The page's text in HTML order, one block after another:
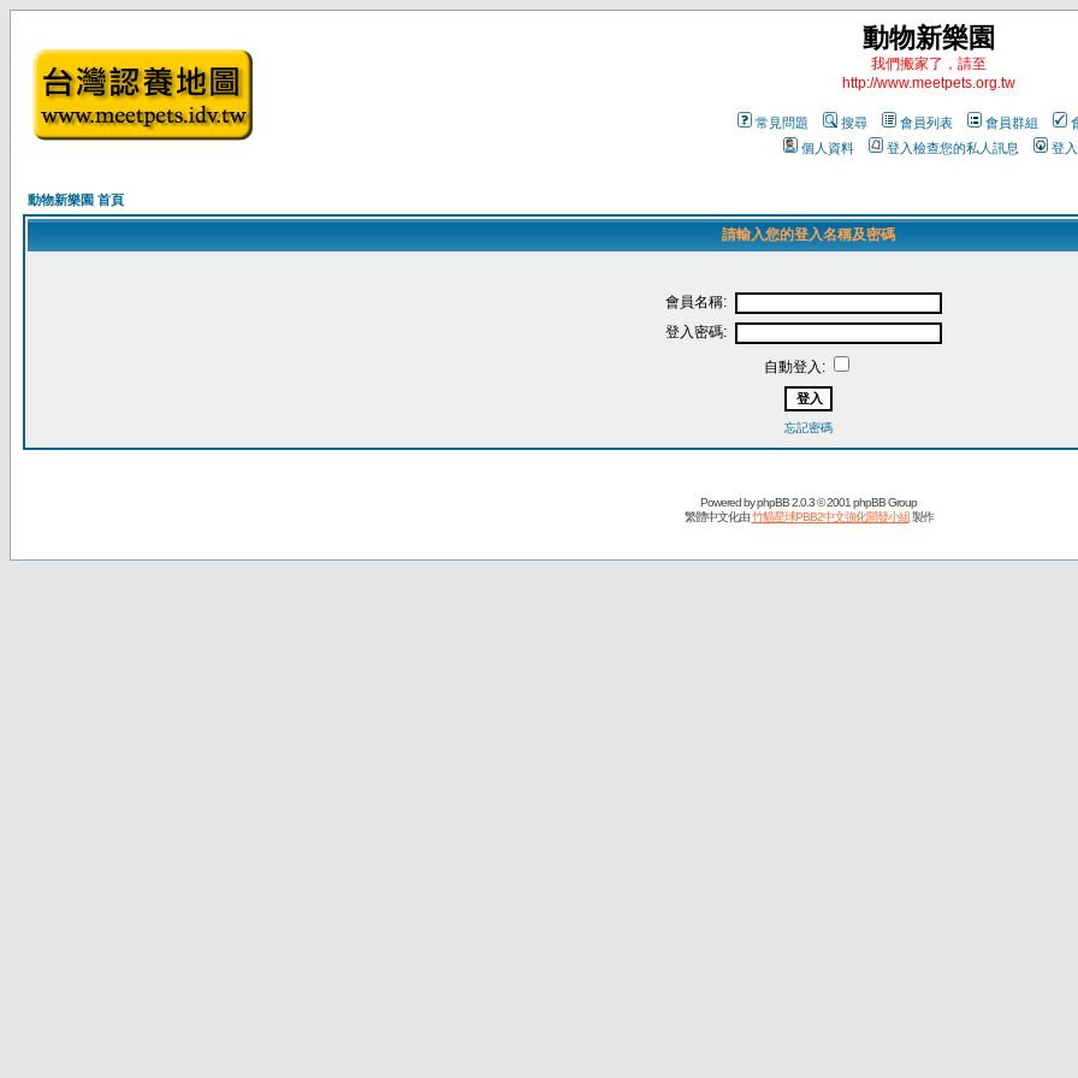
動物新樂園
我們搬家了，請至
http://www.meetpets.org.tw
常見問題 搜尋 會員列表 會員群組
個人資料
登入檢查您的私人訊息 登入
動物新樂園 首頁
請輸入您的登入名稱及密碼
會員名稱:
登入密碼:
自動登入:
忘記密碼
Powered byphpBB2.0.3 © 2001 phpBB Group
繁體中文化由竹貓星球PBB2中文強化開發小組製作